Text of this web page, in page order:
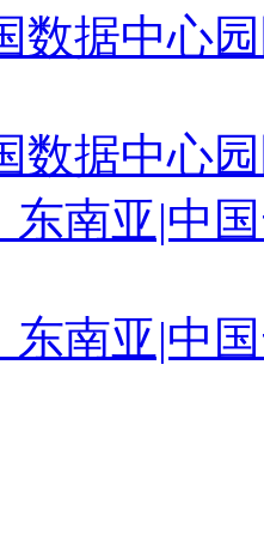
数据中心
数据中心
东南亚|中
东南亚|中